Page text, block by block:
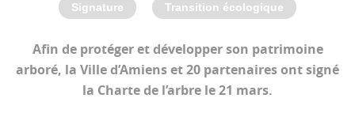
Signature Transition écologique
Afin de protéger et développer son patrimoine
arboré, la Ville d’Amiens et 20 partenaires ont signé
la Charte de l’arbre le 21 mars.